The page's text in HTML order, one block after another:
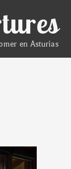
en Asturias